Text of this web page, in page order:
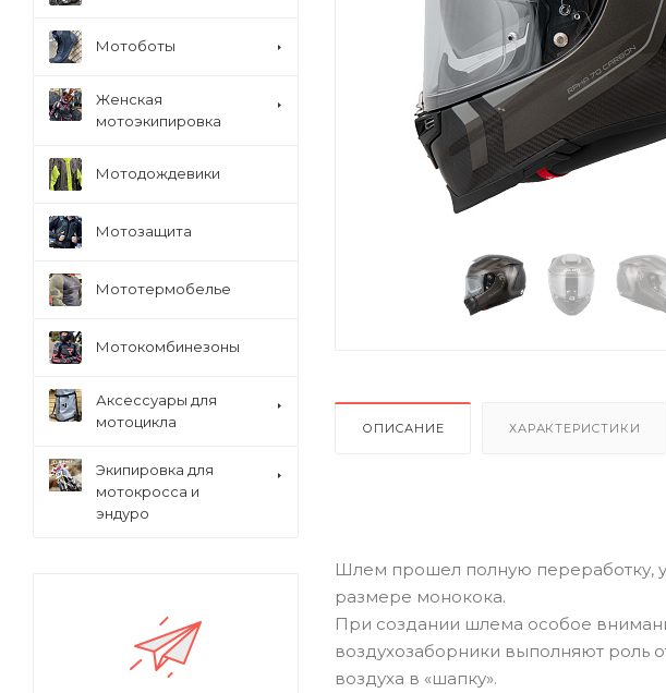
ОПИСАНИЕ ХАРАКТЕРИСТИКИ
Шлем прошел полную переработку,
размере монокока.
При создании шлема особое
воздухозаборники выполняют роль
воздуха в «шапку».
Мотоботы
Женская
мотоэкипировка
Мотодождевики
Мотозащита
Мототермобелье
Мотокомбинезоны
Аксессуары для
мотоцикла
Экипировка для
мотокросса и
эндуро